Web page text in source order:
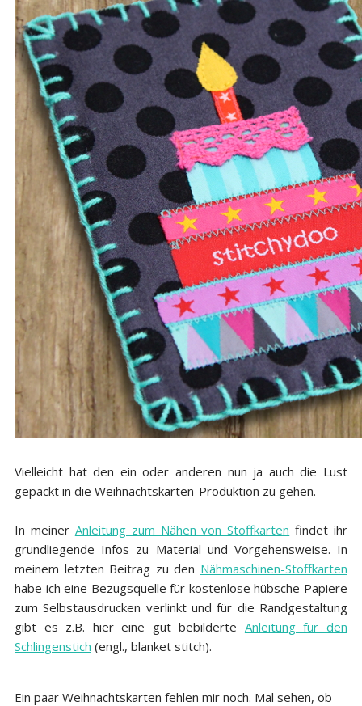
Vielleicht hat den ein oder anderen nun ja auch die Lust
gepackt in die Weihnachtskarten-Produktion zu gehen.
In meiner Anleitung zum Nähen von Stoffkarten findet ihr
grundliegende Infos zu Material und Vorgehensweise. In
meinem letzten Beitrag zu den Nähmaschinen-Stoffkarten
habe ich eine Bezugsquelle für kostenlose hübsche Papiere
zum Selbstausdrucken verlinkt und für die Randgestaltung
gibt es z.B. hier eine gut bebilderte Anleitung für den
Schlingenstich (engl., blanket stitch).
Ein paar Weihnachtskarten fehlen mir noch. Mal sehen, ob